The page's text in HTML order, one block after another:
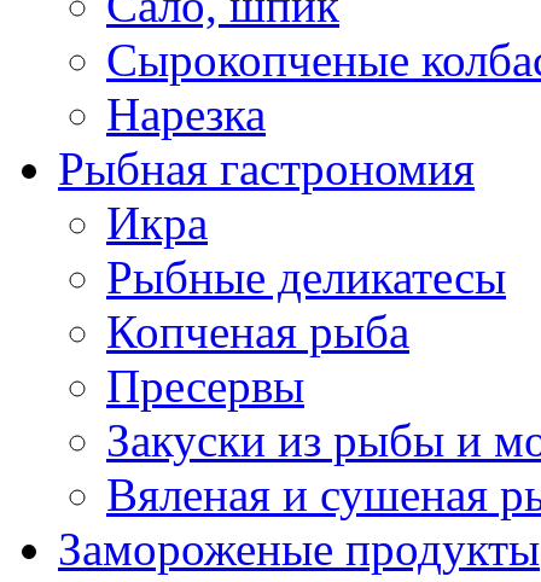
Сырокопченые
Нарезка
Рыбная гастрономия
Икра
Рыбные деликатесы
Копченая рыба
Пресервы
Закуски из рыбы и
Вяленая и сушеная
Замороженые продукты